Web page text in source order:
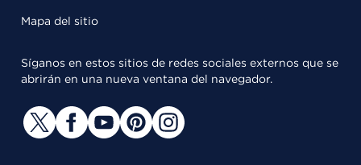
Mapa del sitio
Síganos en estos sitios de redes sociales externos que se
abrirán en una nueva ventana del navegador.